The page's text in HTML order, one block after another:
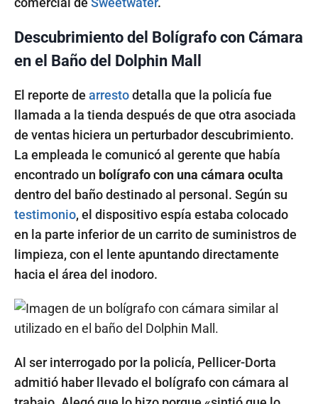
Descubrimiento del Bolígrafo con Cámara
en el Baño del Dolphin Mall
El reporte de arrestodetalla que la policía fue
llamada a la tienda después de que otra asociada
de ventas hiciera un perturbador descubrimiento.
La empleada le comunicó al gerente que había
encontrado un bolígrafo con una cámara oculta
dentro del baño destinado al personal. Según su
testimonio, el dispositivo espía estaba colocado
en la parte inferior de un carrito de suministros de
limpieza, con el lente apuntando directamente
hacia el área del inodoro.
Al ser interrogado por la policía, Pellicer-Dorta
admitió haber llevado el bolígrafo con cámara al